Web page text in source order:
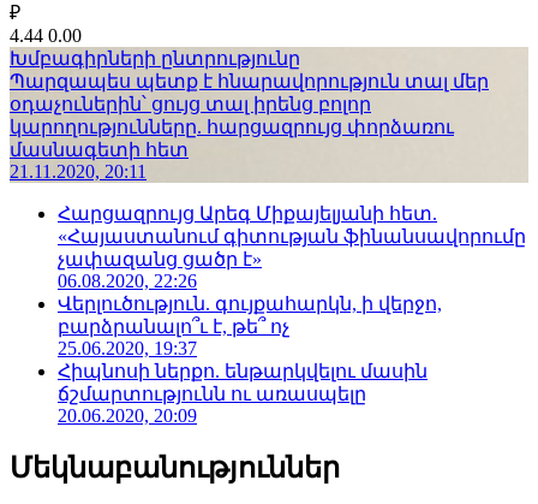
₽
4.44 0.00
Խմբագիրների ընտրությունը
Պարզապես պետք է հնարավորություն տալ մեր
օդաչուներին՝ ցույց տալ իրենց բոլոր
կարողությունները. հարցազրույց փորձառու
մասնագետի հետ
21.11.2020, 20:11
Հարցազրույց Արեգ Միքայելյանի հետ.
«Հայաստանում գիտության ֆինանսավորումը
չափազանց ցածր է»
06.08.2020, 22:26
Վերլուծություն. գույքահարկն, ի վերջո,
բարձրանալո՞ւ է, թե՞ ոչ
25.06.2020, 19:37
Հիպնոսի ներքո. ենթարկվելու մասին
ճշմարտությունն ու առասպելը
20.06.2020, 20:09
Մեկնաբանություններ